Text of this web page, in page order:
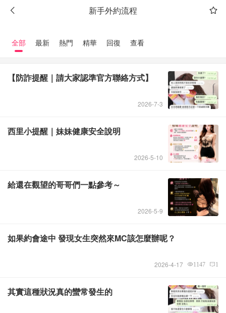
新手外約流程
全部 最新 熱門 精華 回復 查看
【防詐提醒｜請大家認準官方聯絡方式】
Admin
2026-7-3
西里小提醒｜妹妹健康安全說明
Admin
2026-5-10
給還在觀望的哥哥們一點參考～
Admin
2026-5-9
如果約會途中 發現女生突然來MC該怎麼辦呢？
Admin
1
1147
2026-4-17
其實這種狀況真的蠻常發生的